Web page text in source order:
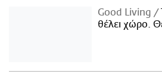
Good Living
θέλει χώρο.